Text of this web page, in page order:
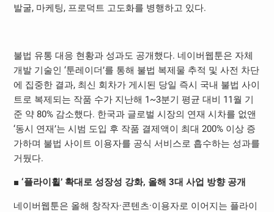
발굴, 마케팅, 프로덕트 고도화를 병행하고 있다.
불법 유통 대응 현황과 성과도 공개했다. 네이버웹툰은 자체
개발 기술인 ‘툰레이더’를 통해 불법 복제물 추적 및 사전 차단
에 집중한 결과, 최신 회차가 게시된 당일 즉시 국내 불법 사이
트로 복제되는 작품 수가 지난해 1~3분기 평균 대비 11월 기
준 약 80% 감소했다. 한국과 글로벌 시장의 연재 시차를 없앤
‘동시 연재’는 시범 도입 후 작품 결제액이 최대 200% 이상 증
가하며 불법 사이트 이용자를 공식 서비스로 흡수하는 성과를
거뒀다.
■ ‘플라이휠’ 확대로 성장성 강화, 올해 3대 사업 방향 공개
네이버웹툰은 올해 창작자·콘텐츠·이용자로 이어지는 플라이